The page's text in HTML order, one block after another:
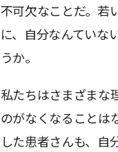
不可欠なことだ。若
に、自分なんていな
うか。
私たちはさまざまな
のがなくなることは
した患者さんも、自